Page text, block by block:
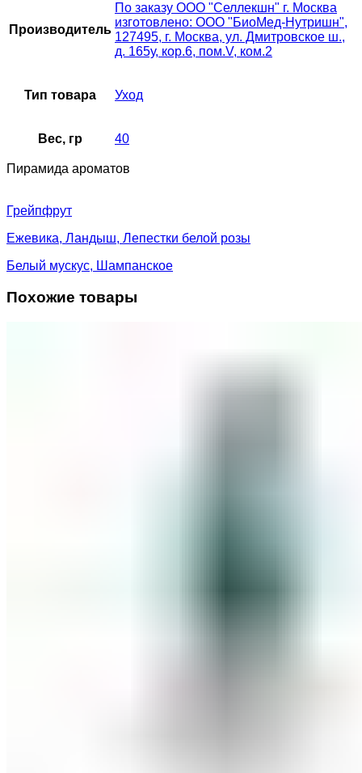
Производитель
По заказу ООО "Селлекшн" г. Москва
изготовлено: ООО "БиоМед-Нутришн",
127495, г. Москва, ул. Дмитровское ш.,
д. 165у, кор.6, пом.V, ком.2
Тип товара Уход
Вес, гр 40
Пирамида ароматов
Грейпфрут
Ежевика, Ландыш, Лепестки белой розы
Белый мускус, Шампанское
Похожие товары